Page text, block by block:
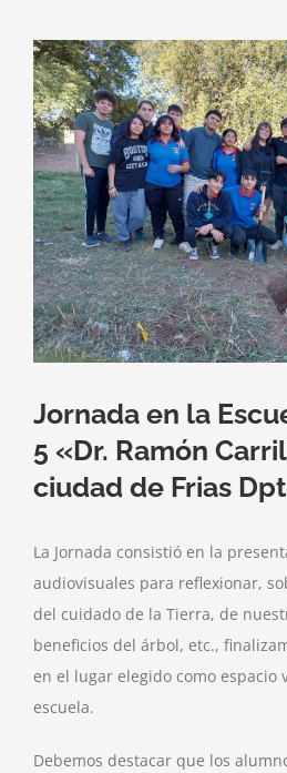
Jornada en la
5 «Dr. Ramón
ciudad de Frias
La Jornada consistió en la
audiovisuales para reflexionar,
del cuidado de la Tierra, de
beneficios del árbol, etc.,
en el lugar elegido como espacio
escuela.
Debemos destacar que los